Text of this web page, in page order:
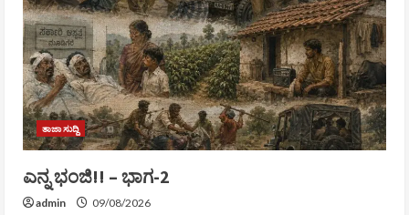
ತಾಜಾ ಸುದ್ದಿ
ಎನ್ನ ಭಂಜಿ!! – ಭಾಗ-2
admin 09/08/2026